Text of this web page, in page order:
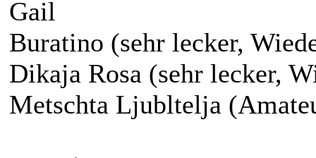
Gail
Buratino (sehr lecker,
Dikaja Rosa (sehr lecker,
Metschta Ljubltelja